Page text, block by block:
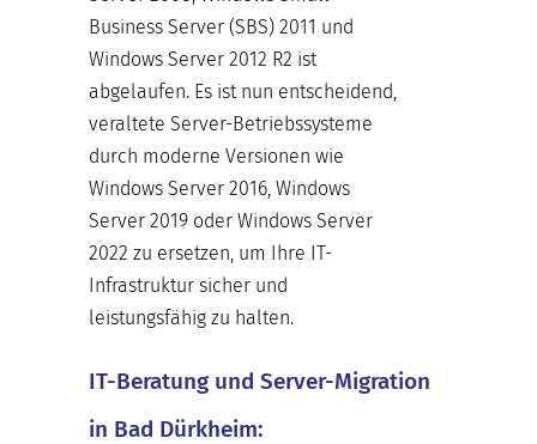
Business Server (SBS) 2011 und
Windows Server 2012 R2 ist
abgelaufen. Es ist nun entscheidend,
veraltete Server-Betriebssysteme
durch moderne Versionen wie
Windows Server 2016, Windows
Server 2019 oder Windows Server
2022 zu ersetzen, um Ihre IT-
Infrastruktur sicher und
leistungsfähig zu halten.
IT-Beratung und Server-Migration
in Bad Dürkheim: